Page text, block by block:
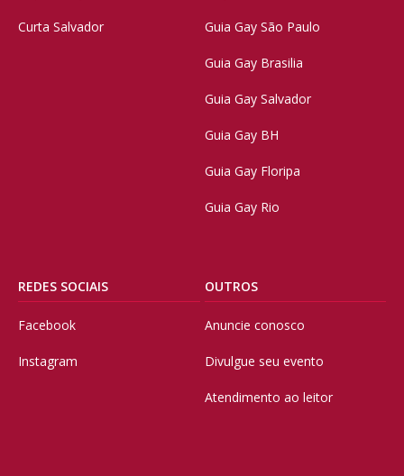
Curta Salvador Guia Gay São Paulo
Guia Gay Brasilia
Guia Gay Salvador
Guia Gay BH
Guia Gay Floripa
Guia Gay Rio
REDES SOCIAIS
Facebook
Instagram
OUTROS
Anuncie conosco
Divulgue seu evento
Atendimento ao leitor